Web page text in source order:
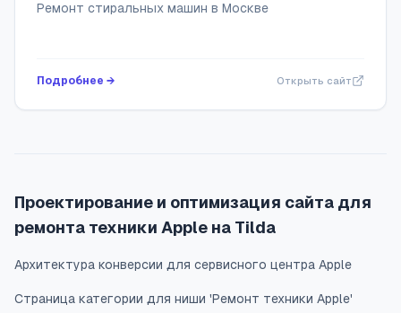
Ремонт стиральных машин в Москве
Подробнее → Открыть сайт
Проектирование и оптимизация сайта для
ремонта техники Apple на Tilda
Архитектура конверсии для сервисного центра Apple
Страница категории для ниши 'Ремонт техники Apple'